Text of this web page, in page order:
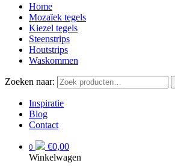
Home
Mozaïek tegels
Kiezel tegels
Steenstrips
Houtstrips
Waskommen
Zoeken naar:
Inspiratie
Blog
Contact
0 €0,00
Winkelwagen